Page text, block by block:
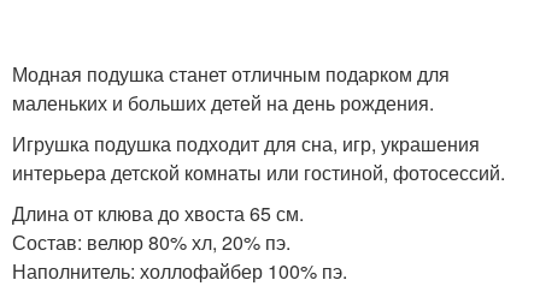
Модная подушка станет отличным подарком для
маленьких и больших детей на день рождения.
Игрушка подушка подходит для сна, игр, украшения
интерьера детской комнаты или гостиной, фотосессий.
Длина от клюва до хвоста 65 см.
Состав: велюр 80% хл, 20% пэ.
Наполнитель: холлофайбер 100% пэ.